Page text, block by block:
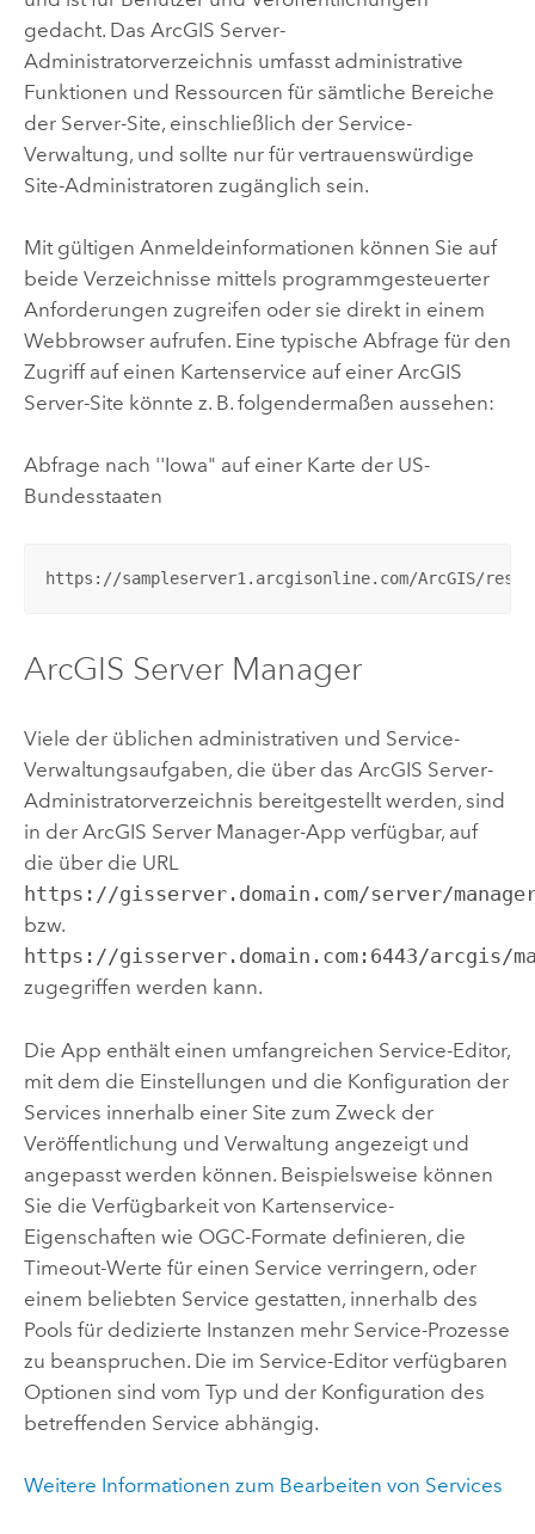
gedacht. Das ArcGIS Server-
Administratorverzeichnis umfasst administrative
Funktionen und Ressourcen für sämtliche Bereiche
der Server-Site, einschließlich der Service-
Verwaltung, und sollte nur für vertrauenswürdige
Site-Administratoren zugänglich sein.
Mit gültigen Anmeldeinformationen können Sie auf
beide Verzeichnisse mittels programmgesteuerter
Anforderungen zugreifen oder sie direkt in einem
Webbrowser aufrufen. Eine typische Abfrage für den
Zugriff auf einen Kartenservice auf einer ArcGIS
Server-Site könnte z. B. folgendermaßen aussehen:
Abfrage nach ''Iowa" auf einer Karte der US-
Bundesstaaten
https://sampleserver1.arcgisonline.com/ArcGIS/rest/
ArcGIS ServerManager
Viele der üblichen administrativen und Service-
Verwaltungsaufgaben, die über das ArcGIS Server-
Administratorverzeichnis bereitgestellt werden, sind
in der ArcGIS ServerManager-App verfügbar, auf
die über die URL
https://gisserver.domain.com/server/
bzw.
https://gisserver.domain.com:6443/arcgis/
zugegriffen werden kann.
Die App enthält einen umfangreichen Service-Editor,
mit dem die Einstellungen und die Konfiguration der
Services innerhalb einer Site zum Zweck der
Veröffentlichung und Verwaltung angezeigt und
angepasst werden können. Beispielsweise können
Sie die Verfügbarkeit von Kartenservice-
Eigenschaften wie OGC-Formate definieren, die
Timeout-Werte für einen Service verringern, oder
einem beliebten Service gestatten, innerhalb des
Pools für dedizierte Instanzen mehr Service-Prozesse
zu beanspruchen. Die im Service-Editor verfügbaren
Optionen sind vom Typ und der Konfiguration des
betreffenden Service abhängig.
Weitere Informationen zum Bearbeiten von Services